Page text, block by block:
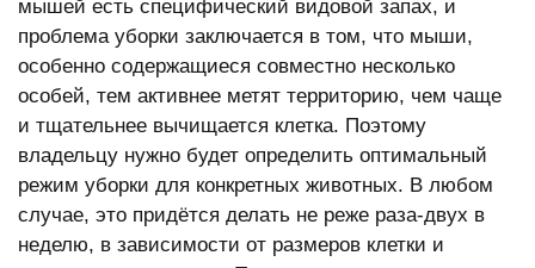
мышей есть специфический видовой запах, и
проблема уборки заключается в том, что мыши,
особенно содержащиеся совместно несколько
особей, тем активнее метят территорию, чем чаще
и тщательнее вычищается клетка. Поэтому
владельцу нужно будет определить оптимальный
режим уборки для конкретных животных. В любом
случае, это придётся делать не реже раза-двух в
неделю, в зависимости от размеров клетки и